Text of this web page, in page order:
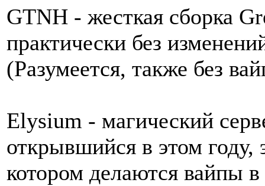
GTNH - жесткая сборка
практически без
(Разумеется, также без
Elysium - магический
открывшийся в этом году,
котором делаются вайпы